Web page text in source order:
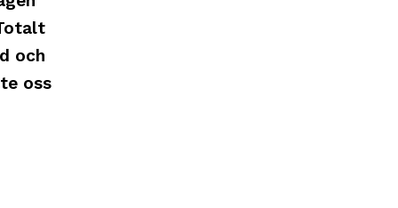
och
oss